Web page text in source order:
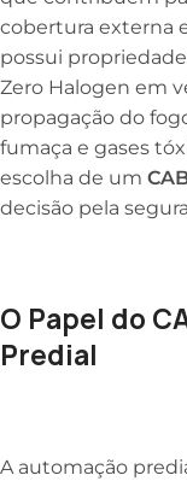
cobertura externa
possui
Zero Halogen em
propagação do
fumaça e gases
escolha de um
decisão pela
O Papel do
Predial
A automação